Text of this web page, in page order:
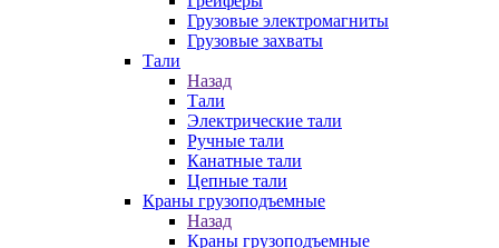
Грузовые электромагниты
Грузовые захваты
Тали
Назад
Тали
Электрические тали
Ручные тали
Канатные тали
Цепные тали
Краны грузоподъемные
Назад
Краны грузоподъемные